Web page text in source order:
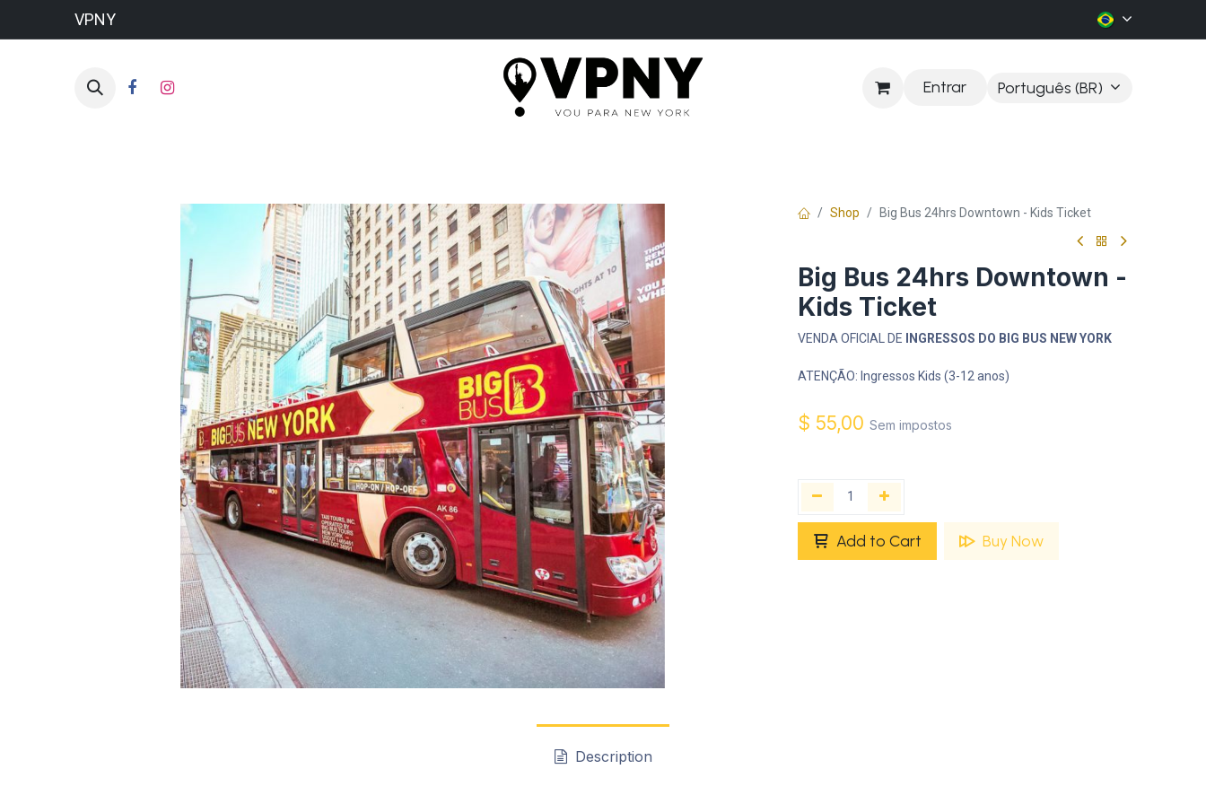
VPNY
Entrar Português (BR)
Shop Big Bus 24hrs Downtown - Kids Ticket
Big Bus 24hrs Downtown -
Kids Ticket
VENDA OFICIAL DE INGRESSOS DO BIG BUS NEW YORK
ATENÇÃO: Ingressos Kids (3-12 anos)
$ 55,00 Sem impostos
Add to Cart Buy Now
Description